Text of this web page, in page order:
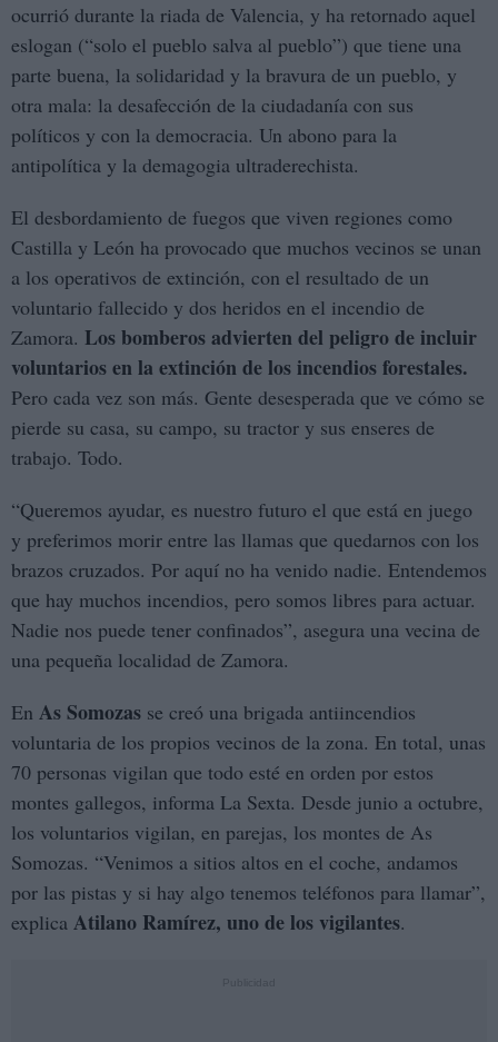
ocurrió durante la riada de Valencia, y ha retornado aquel
eslogan (“solo el pueblo salva al pueblo”) que tiene una
parte buena, la solidaridad y la bravura de un pueblo, y
otra mala: la desafección de la ciudadanía con sus
políticos y con la democracia. Un abono para la
antipolítica y la demagogia ultraderechista.
El desbordamiento de fuegos que viven regiones como
Castilla y León ha provocado que muchos vecinos se unan
a los operativos de extinción, con el resultado de un
voluntario fallecido y dos heridos en el incendio de
Zamora. Los bomberos advierten del peligro de incluir
voluntarios en la extinción de los incendios forestales.
Pero cada vez son más. Gente desesperada que ve cómo se
pierde su casa, su campo, su tractor y sus enseres de
trabajo. Todo.
“Queremos ayudar, es nuestro futuro el que está en juego
y preferimos morir entre las llamas que quedarnos con los
brazos cruzados. Por aquí no ha venido nadie. Entendemos
que hay muchos incendios, pero somos libres para actuar.
Nadie nos puede tener confinados”, asegura una vecina de
una pequeña localidad de Zamora.
En As Somozas se creó una brigada antiincendios
voluntaria de los propios vecinos de la zona. En total, unas
70 personas vigilan que todo esté en orden por estos
montes gallegos, informa La Sexta. Desde junio a octubre,
los voluntarios vigilan, en parejas, los montes de As
Somozas. “Venimos a sitios altos en el coche, andamos
por las pistas y si hay algo tenemos teléfonos para llamar”,
explica Atilano Ramírez, uno de los vigilantes.